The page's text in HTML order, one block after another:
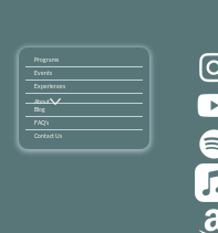
Programs
Events
Experiences
About
Blog
FAQ's
Contact Us